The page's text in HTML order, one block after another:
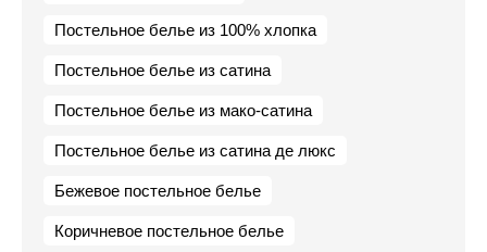
Постельное белье из 100% хлопка
Постельное белье из сатина
Постельное белье из мако-сатина
Постельное белье из сатина де люкс
Бежевое постельное белье
Коричневое постельное белье